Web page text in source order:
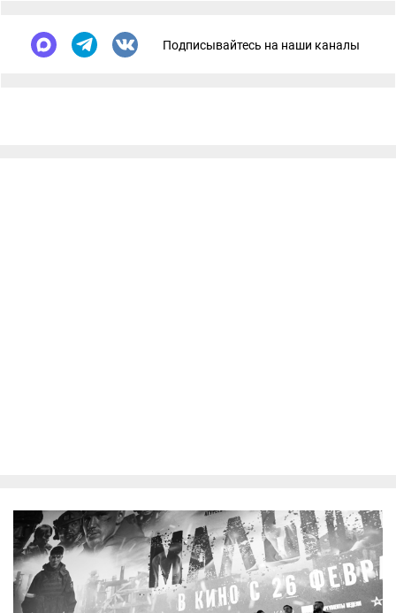
Подписывайтесь на наши каналы